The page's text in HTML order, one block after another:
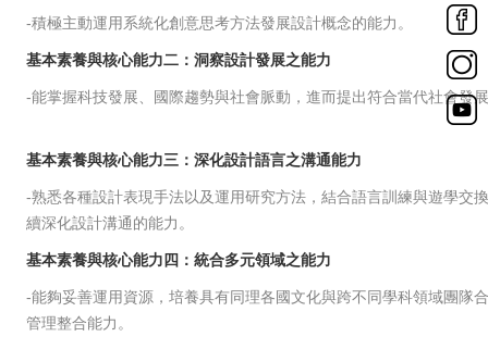
-積極主動運用系統化創意思考方法發展設計概念的能力。
基本素養與核心能力二：洞察設計發展之能力
-能掌握科技發展、國際趨勢與社會脈動 ， 進而提出符合當代社會發
基本素養與核心能力三：深化設計語言之溝通能力
-熟悉各種設計表現手法以及運用研究方法，結合語言訓練與遊學交
續深化設計溝通的能力。
基本素養與核心能力四：統合多元領域之能力
-能夠妥善運用資源，培養具有同理各國文化與跨不同學科領域團隊
管理整合能力 。